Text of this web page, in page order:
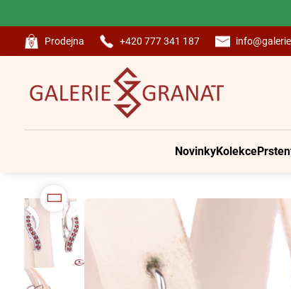
Prodejna +420 777 341 187
NovinkyKolekce